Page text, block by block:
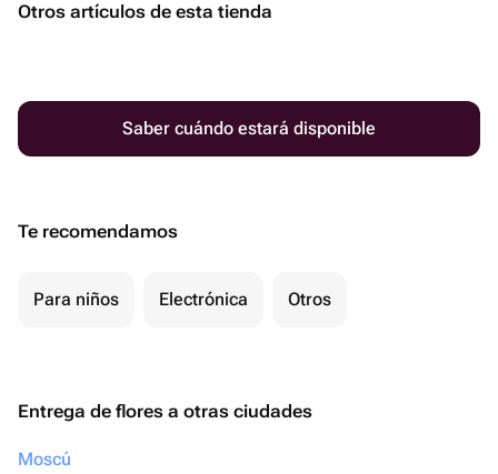
Otros artículos de esta tienda
Saber cuándo estará disponible
Te recomendamos
Para niños Electrónica Otros
Entrega de flores a otras ciudades
Moscú